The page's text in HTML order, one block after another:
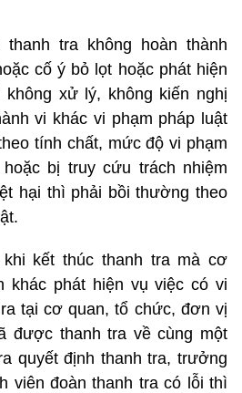
tra không hoàn thành
cố ý bỏ lọt hoặc phát hiện
xử lý, không kiến nghị
vi khác vi phạm pháp luật
tính chất, mức độ vi phạm
bị truy cứu trách nhiệm
hại thì phải bồi thường theo
kết thúc thanh tra mà cơ
khác phát hiện vụ việc có vi
tại cơ quan, tổ chức, đơn vị
được thanh tra về cùng một
quyết định thanh tra, trưởng
viên đoàn thanh tra có lỗi thì